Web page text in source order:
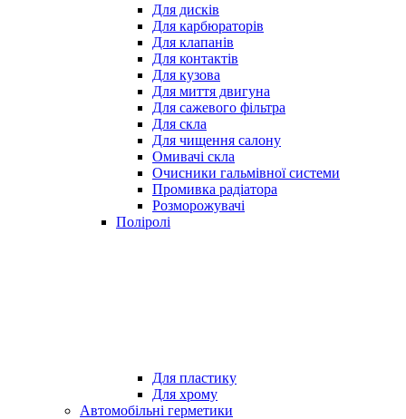
Для дисків
Для карбюраторів
Для клапанів
Для контактів
Для кузова
Для миття двигуна
Для сажевого фільтра
Для скла
Для чищення салону
Омивачі скла
Очисники гальмівної системи
Промивка радіатора
Розморожувачі
Поліролі
Для пластику
Для хрому
Автомобільні герметики